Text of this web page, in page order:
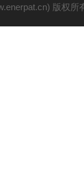
版权